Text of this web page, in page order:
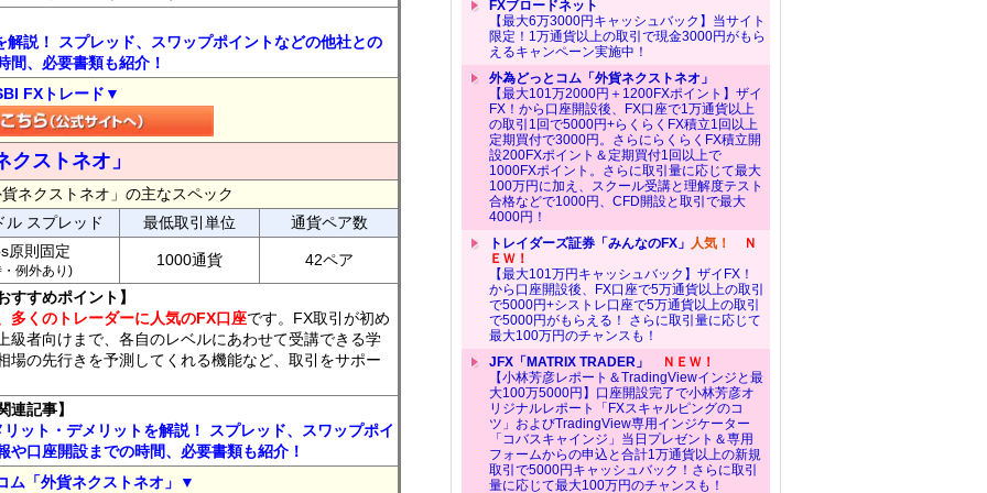
説！ スプレッド、スワップポイントなどの他社との
間、必要書類も紹介！
FXトレード▼
ストネオ」
ネクストネオ」の主なスペック
ル スプレッド
最低取引単位
通貨ペア数
原則固定
例外あり)
1000通貨 42ペア
すめポイント】
多くのトレーダーに人気のFX口座です。FX取引が初め
級者向けまで、各自のレベルにあわせて受講できる学
場の先行きを予測してくれる機能など、取引をサポー
記事】
ット・デメリットを解説！ スプレッド、スワップポイ
口座開設までの時間、必要書類も紹介！
ム「外貨ネクストネオ」▼
FXブロードネット
【最大6万3000円キャッシュバック】当サイト
限定！1万通貨以上の取引で現金3000円がもら
えるキャンペーン実施中！
外為どっとコム「外貨ネクストネオ」
【最大101万2000円＋1200FXポイント】ザイ
FX！から口座開設後、FX口座で1万通貨以上
の取引1回で5000円+らくらくFX積立1回以上
定期買付で3000円。さらにらくらくFX積立開
設200FXポイント＆定期買付1回以上で
1000FXポイント。さらに取引量に応じて最大
100万円に加え、スクール受講と理解度テスト
合格などで1000円、CFD開設と取引で最大
4000円！
トレイダーズ証券「みんなのFX」 人気！
Ｎ
ＥＷ！
【最大101万円キャッシュバック】ザイFX！
から口座開設後、FX口座で5万通貨以上の取引
で5000円+シストレ口座で5万通貨以上の取引
で5000円がもらえる！ さらに取引量に応じて
最大100万円のチャンスも！
JFX「MATRIX TRADER」
ＮＥＷ！
【小林芳彦レポート＆TradingViewインジと最
大100万5000円】口座開設完了で小林芳彦オ
リジナルレポート「FXスキャルピングのコ
ツ」およびTradingView専用インジケーター
「コバスキャインジ」当日プレゼント＆専用
フォームからの申込と合計1万通貨以上の新規
取引で5000円キャッシュバック！さらに取引
量に応じて最大100万円のチャンスも！